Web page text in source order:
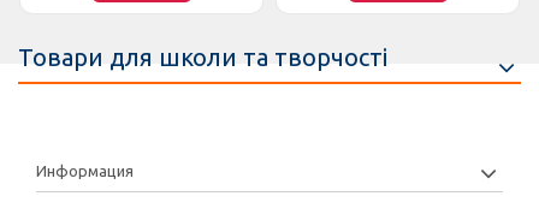
Товари для школи та творчості
Информация